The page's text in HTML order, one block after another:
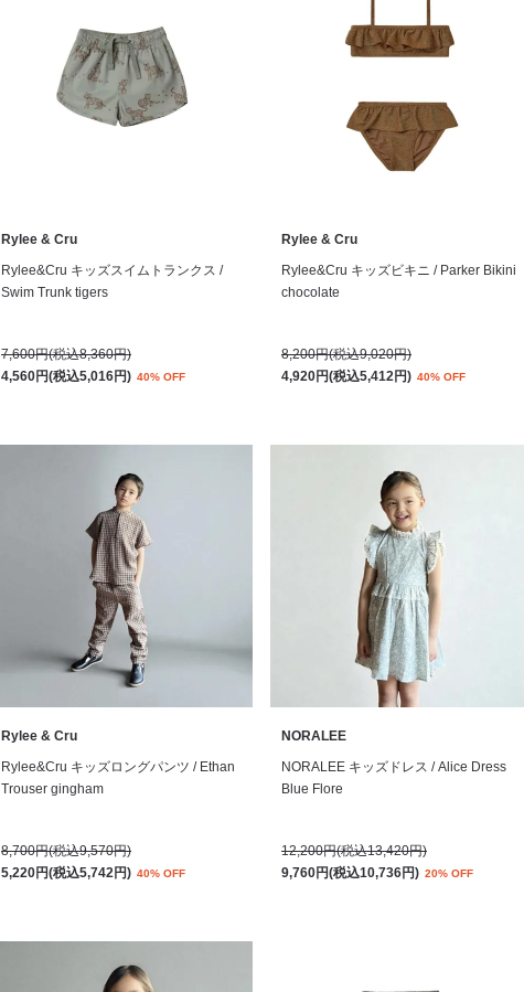
Rylee & Cru
Rylee&Cru キッズスイムトランクス /
Swim Trunk tigers
7,600円(税込8,360円)
4,560円(税込5,016円) 40% OFF
Rylee & Cru
Rylee&Cru キッズビキニ / Parker Bikini
chocolate
8,200円(税込9,020円)
4,920円(税込5,412円) 40% OFF
Rylee & Cru
Rylee&Cru キッズロングパンツ / Ethan
Trouser gingham
8,700円(税込9,570円)
5,220円(税込5,742円) 40% OFF
NORALEE
NORALEE キッズドレス / Alice Dress
Blue Flore
12,200円(税込13,420円)
9,760円(税込10,736円) 20% OFF